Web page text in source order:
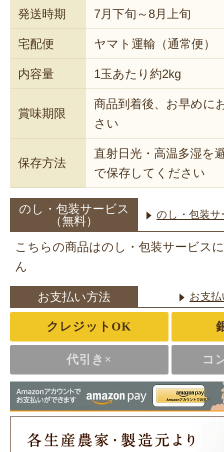
発送時期 7月下旬～8月上旬
宅配便 ヤマト運輸（通常便）
内容量 1玉あたり約2kg
賞味期限
商品到着後、お早めに
さい
保存方法
直射日光・高温多湿を
で保存してください
のし・包装サービス
（無料）
のし・包装
こちらの商品はのし・包装サービス
ん
お支払い方法 お支
クレジットOK
代引き× コ